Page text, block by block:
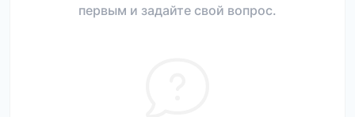
первым и задайте свой вопрос.